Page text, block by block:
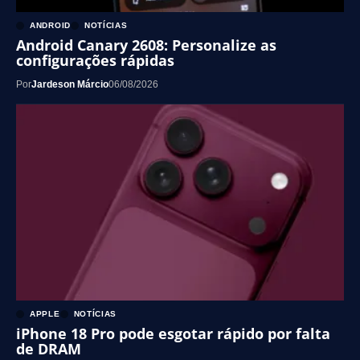
ANDROID NOTÍCIAS
Android Canary 2608: Personalize as
configurações rápidas
PorJardeson Márcio06/08/2026
APPLE NOTÍCIAS
iPhone 18 Pro pode esgotar rápido por falta
de DRAM